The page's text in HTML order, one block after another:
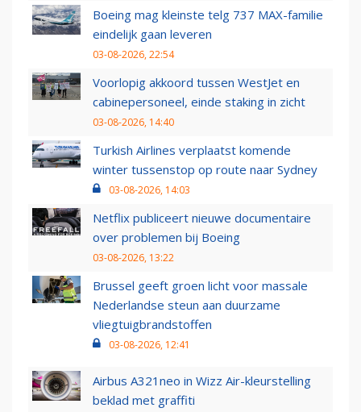
Boeing mag kleinste telg 737 MAX-familie
eindelijk gaan leveren
03-08-2026, 22:54
Voorlopig akkoord tussen WestJet en
cabinepersoneel, einde staking in zicht
03-08-2026, 14:40
Turkish Airlines verplaatst komende
winter tussenstop op route naar Sydney
03-08-2026, 14:03
Netflix publiceert nieuwe documentaire
over problemen bij Boeing
03-08-2026, 13:22
Brussel geeft groen licht voor massale
Nederlandse steun aan duurzame
vliegtuigbrandstoffen
03-08-2026, 12:41
Airbus A321neo in Wizz Air-kleurstelling
beklad met graffiti